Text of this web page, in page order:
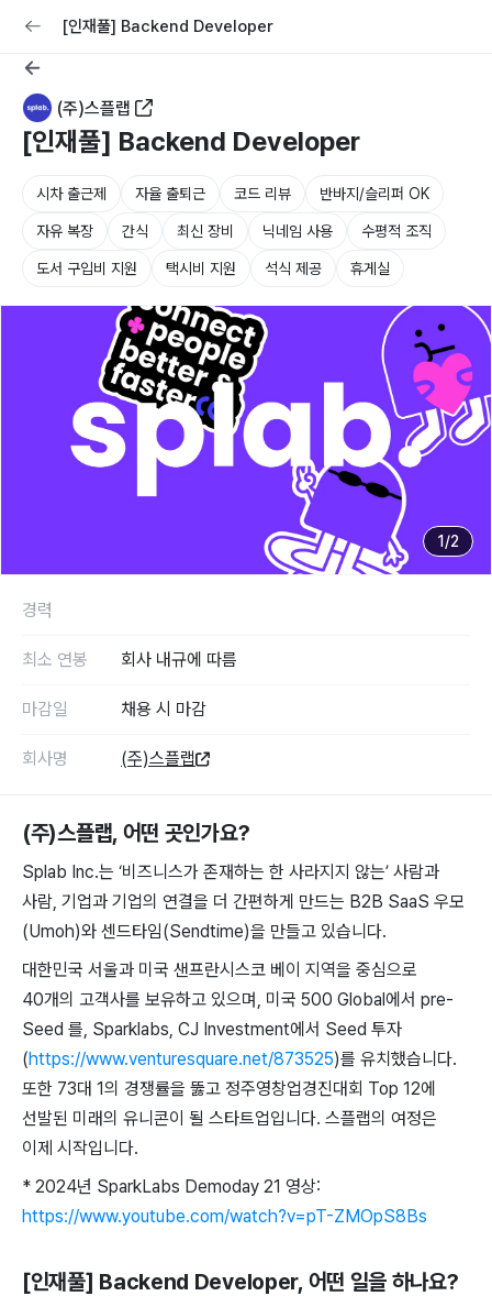
교육 커리어
[인재풀] Backend Developer
(주)스플랩
[인재풀] Backend Developer
시차 출근제 자율 출퇴근 코드 리뷰 반바지/슬리퍼 OK
자유 복장 간식 최신 장비 닉네임 사용 수평적 조직
도서 구입비 지원 택시비 지원 석식 제공 휴게실
1 /2
(주)스플랩, 어떤 곳인가요?
Splab Inc.는 ‘비즈니스가 존재하는 한 사라지지 않는’ 사람과
사람, 기업과 기업의 연결을 더 간편하게 만드는 B2B SaaS 우모
(Umoh)와 센드타임(Sendtime)을 만들고 있습니다.
대한민국 서울과 미국 샌프란시스코 베이 지역을 중심으로
40개의 고객사를 보유하고 있으며, 미국 500 Global에서 pre-
Seed 를, Sparklabs, CJ Investment에서 Seed 투자
(https://www.venturesquare.net/873525)를 유치했습니다.
또한 73대 1의 경쟁률을 뚫고 정주영창업경진대회 Top 12에
선발된 미래의 유니콘이 될 스타트업입니다. 스플랩의 여정은
이제 시작입니다.
* 2024년 SparkLabs Demoday 21 영상:
https://www.youtube.com/watch?v=pT-ZMOpS8Bs
[인재풀] Backend Developer, 어떤 일을 하나요?
경력
최소 연봉 회사 내규에 따름
마감일 채용 시 마감
회사명 (주)스플랩